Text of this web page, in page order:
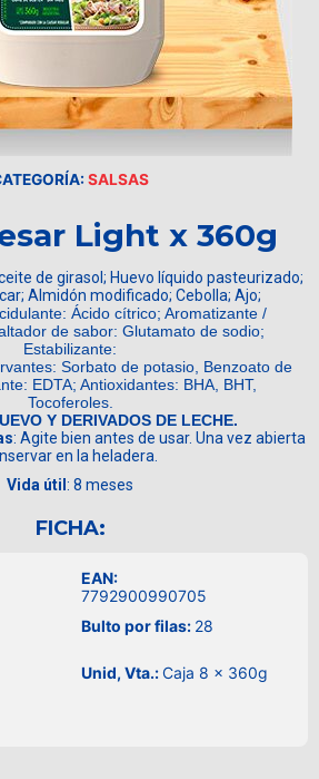
SALSAS
Light x 360g
de girasol; Huevo líquido pasteurizado;
Almidón modificado; Cebolla; Ajo;
Ácido cítrico; Aromatizante /
de sabor: Glutamato de sodio;
Estabilizante:
Sorbato de potasio, Benzoato de
EDTA; Antioxidantes: BHA, BHT,
Tocoferoles.
Y DERIVADOS DE LECHE.
: Agite bien antes de usar. Una vez abierta
en la heladera.
Vida útil : 8 meses
FICHA:
EAN:
7792900990705
Bulto por filas: 28
Unid, Vta.:Caja 8 x 360g